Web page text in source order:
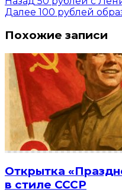
Далее 100 рублей
Похожие записи
Открытка
в стиле СССР